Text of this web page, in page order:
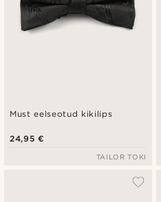
Must eelseotud kikilips
24,95 €
TAILOR TOKI